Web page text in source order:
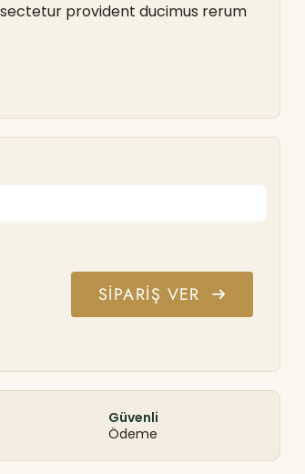
provident ducimus rerum
SIPARIŞ VER
Güvenli
Ödeme